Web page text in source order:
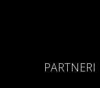
PARTNERI